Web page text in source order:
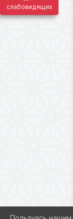
слабовидящих